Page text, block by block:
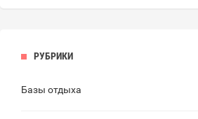
РУБРИКИ
Базы отдыха